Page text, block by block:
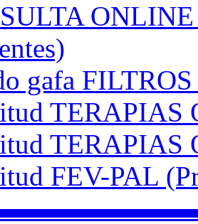
gafa
TERAPIAS
TERAPIAS
FEV-PAL